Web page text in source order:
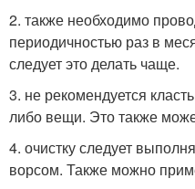
2. также необходимо
периодичностью раз в
следует это делать чаще.
3. не рекомендуется
либо вещи. Это также
4. очистку следует
ворсом. Также можно